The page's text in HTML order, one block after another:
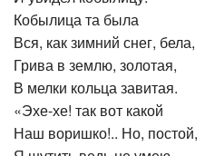
Кобылица та была
Вся, как зимний снег, бела,
Грива в землю, золотая,
В мелки кольца завитая.
«Эхе-хе! так вот какой
Наш воришко!.. Но, постой,